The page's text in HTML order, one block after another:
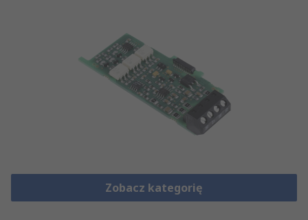
Zobacz kategorię